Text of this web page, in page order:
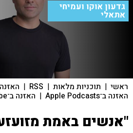
גדעון אוקו ועמיחי
אתאלי
ראשי | תוכניות מלאות |
RSS
|
האזנה ב־Apple Podcasts | האזנה ב־youtube
"אנשים באמת